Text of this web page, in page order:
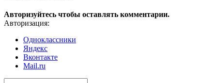
Авторизуйтесь чтобы оставлять комментарии.
Авторизация:
Одноклассники
Яндекс
Вконтакте
Mail.ru